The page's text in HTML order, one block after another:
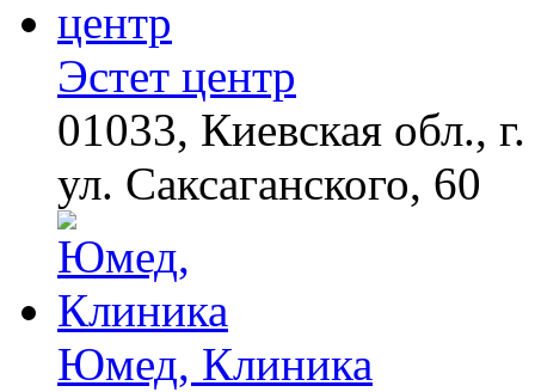
футболистов покинуть
Королева вагона
отожгла! Видео не
оставит равнодушным
Эстет центр
01033, Киевская обл.,
ул. Саксаганского, 60
Юмед, Клиника